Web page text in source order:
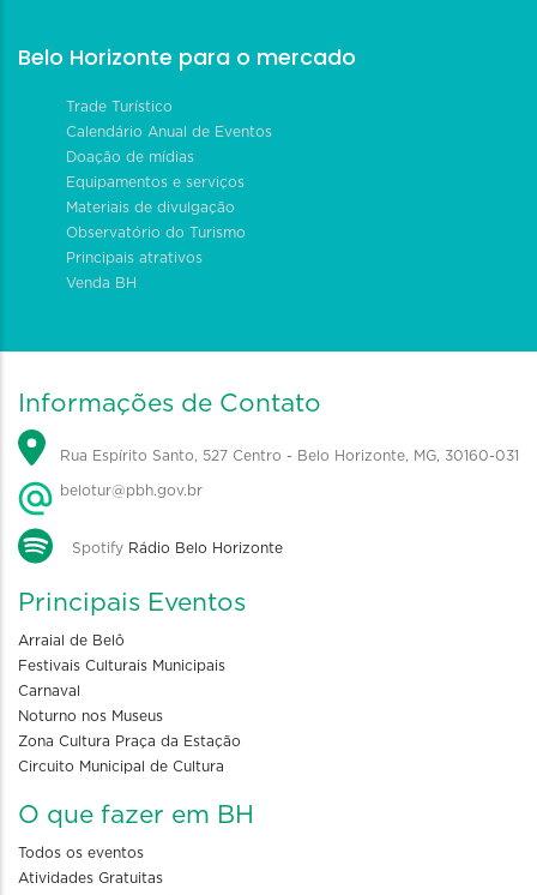
Belo Horizonte para o mercado
Trade Turístico
Calendário Anual de Eventos
Doação de mídias
Equipamentos e serviços
Materiais de divulgação
Observatório do Turismo
Principais atrativos
Venda BH
Informações de Contato
Rua Espírito Santo, 527 Centro - Belo Horizonte, MG, 30160-031
belotur@pbh.gov.br
Spotify Rádio Belo Horizonte
Principais Eventos
Arraial de Belô
Festivais Culturais Municipais
Carnaval
Noturno nos Museus
Zona Cultura Praça da Estação
Circuito Municipal de Cultura
O que fazer em BH
Todos os eventos
Atividades Gratuitas